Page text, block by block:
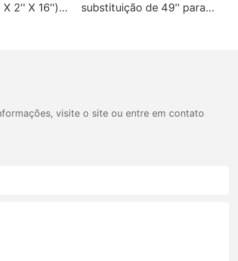
2'' X 16'')
substituição de 49'' para
visite o site ou entre em contato